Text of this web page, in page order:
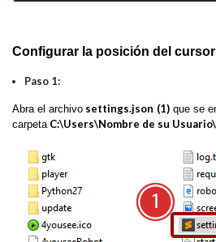
Configurar la posición del
Paso 1:
Abra el archivo settings.json (1) que se
carpeta C:\Users\Nombre de su